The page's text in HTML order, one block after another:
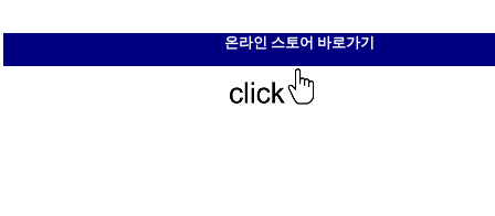
온라인 스토어 바로가기